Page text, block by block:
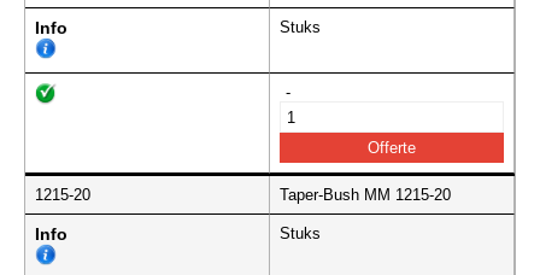
Info Stuks
-
1215-20 Taper-Bush MM 1215-20
Info Stuks